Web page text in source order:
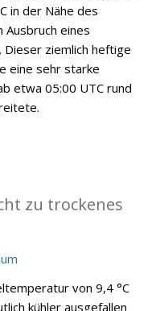
in der Nähe des
Ausbruch eines
ziemlich heftige
eine sehr starke
etwa 05:00 UTC rund
zu trockenes
von 9,4 °C
kühler ausgefallen